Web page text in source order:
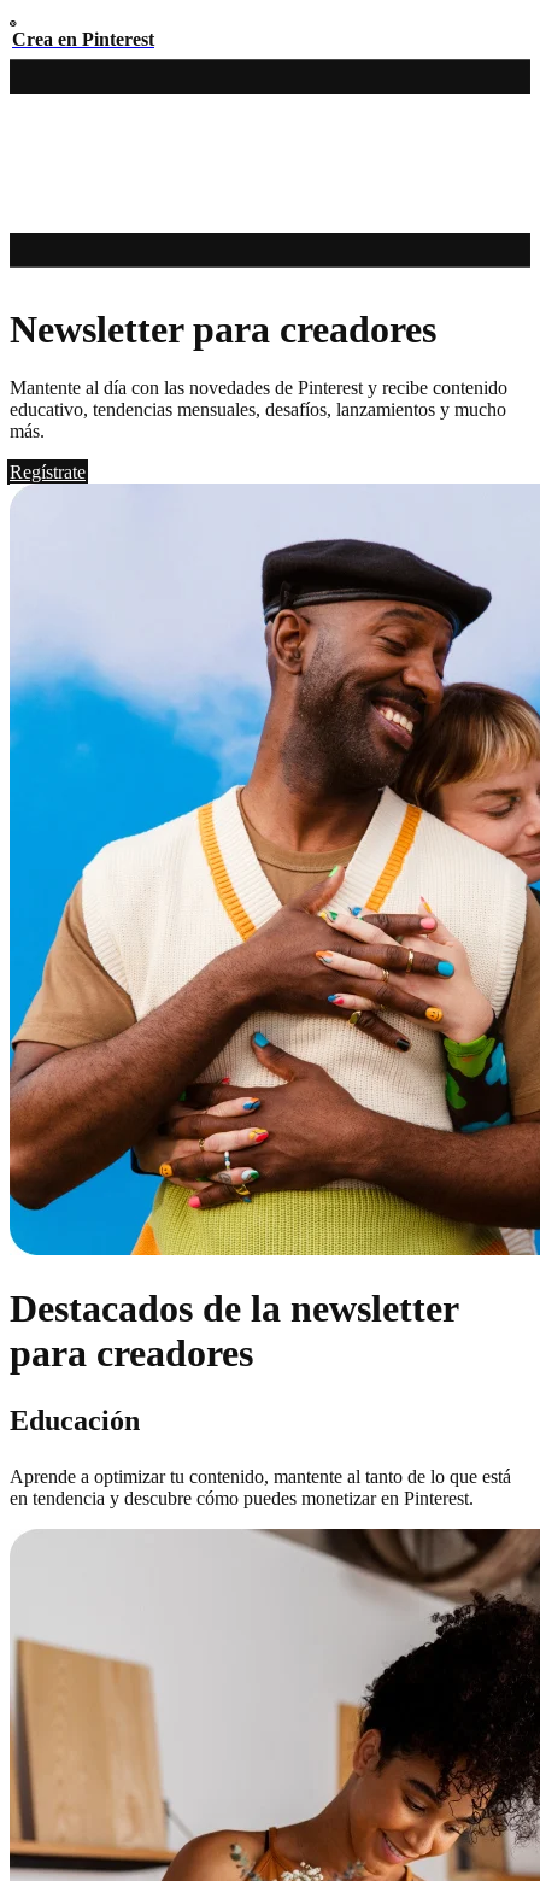
Crea en Pinterest
Newsletter para creadores
Mantente al día con las novedades de Pinterest y recibe contenido
educativo, tendencias mensuales, desafíos, lanzamientos y mucho
más.
Regístrate
Destacados de la newsletter
para creadores
Educación
Aprende a optimizar tu contenido, mantente al tanto de lo que está
en tendencia y descubre cómo puedes monetizar en Pinterest.